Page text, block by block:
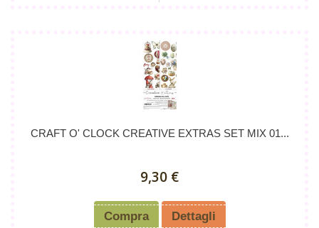
CRAFT O' CLOCK CREATIVE EXTRAS SET MIX 01...
9,30 €
Compra Dettagli